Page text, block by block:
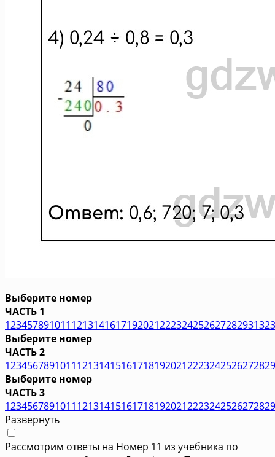
Выберите номер
ЧАСТЬ 1
123457891011121314161719202122232425262728293132
Выберите номер
ЧАСТЬ 2
1234567891011121314151617181920212223242526272829
Выберите номер
ЧАСТЬ 3
1234567891011121314151617181920212223242526272829
Развернуть
Рассмотрим ответы на Номер 11 из учебника по